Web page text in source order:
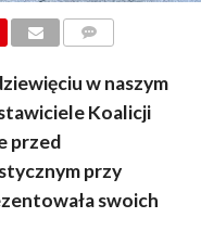
w naszym
Koalicji
przed
przy
swoich